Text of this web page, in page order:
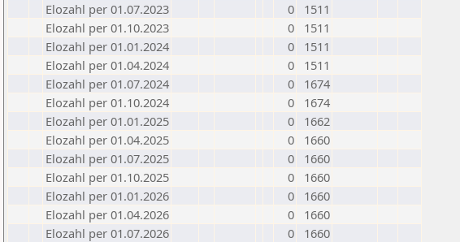
Elozahl per 01.07.2023
0
1511
Elozahl per 01.10.2023
0
1511
Elozahl per 01.01.2024
0
1511
Elozahl per 01.04.2024
0
1511
Elozahl per 01.07.2024
0
1674
Elozahl per 01.10.2024
0
1674
Elozahl per 01.01.2025
0
1662
Elozahl per 01.04.2025
0
1660
Elozahl per 01.07.2025
0
1660
Elozahl per 01.10.2025
0
1660
Elozahl per 01.01.2026
0
1660
Elozahl per 01.04.2026
0
1660
Elozahl per 01.07.2026
0 1660